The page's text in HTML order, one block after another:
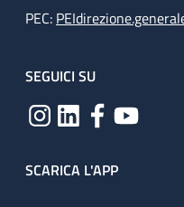
PEC:
SEGUICI SU
SCARICA L'APP